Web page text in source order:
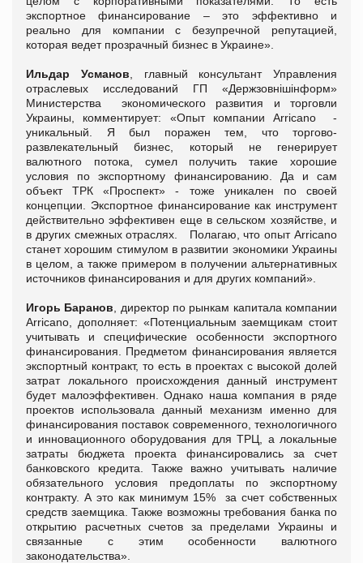
экспортное финансирование – это эффективно и
реально для компании с безупречной репутацией,
которая ведет прозрачный бизнес в Украине».
Ильдар Усманов , главный консультант Управления
отраслевых исследований ГП «Держзовнішінформ»
Министерства экономического развития и торговли
Украины, комментирует: «Опыт компании Arricano -
уникальный. Я был поражен тем, что торгово-
развлекательный бизнес, который не генерирует
валютного потока, сумел получить такие хорошие
условия по экспортному финансированию. Да и сам
объект ТРК «Проспект» - тоже уникален по своей
концепции. Экспортное финансирование как инструмент
действительно эффективен еще в сельском хозяйстве, и
в других смежных отраслях. Полагаю, что опыт Arricano
станет хорошим стимулом в развитии экономики Украины
в целом, а также примером в получении альтернативных
источников финансирования и для других компаний».
Игорь Баранов , директор по рынкам капитала компании
Arricano, дополняет: «Потенциальным заемщикам стоит
учитывать и специфические особенности экспортного
финансирования. Предметом финансирования является
экспортный контракт, то есть в проектах с высокой долей
затрат локального происхождения данный инструмент
будет малоэффективен. Однако наша компания в ряде
проектов использовала данный механизм именно для
финансирования поставок современного, технологичного
и инновационного оборудования для ТРЦ, а локальные
затраты бюджета проекта финансировались за счет
банковского кредита. Также важно учитывать наличие
обязательного условия предоплаты по экспортному
контракту. А это как минимум 15% за счет собственных
средств заемщика. Также возможны требования банка по
открытию расчетных счетов за пределами Украины и
связанные с этим особенности валютного
законодательства».